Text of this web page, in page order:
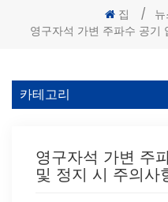
집 /
영구자석 가변 주파수 공기
카테고리
영구자석 가변 주
및 정지 시 주의사